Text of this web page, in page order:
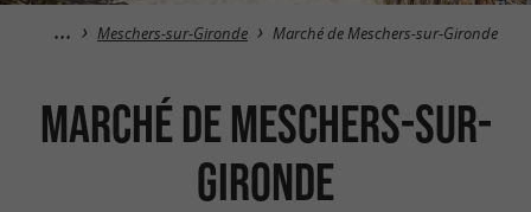
Meschers-sur-Gironde Marché de Meschers-sur-Gironde
Marché de Meschers-sur-
Gironde